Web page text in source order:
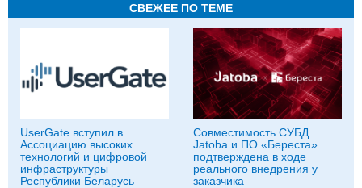
СВЕЖЕЕ ПО ТЕМЕ
UserGate вступил в
Ассоциацию высоких
технологий и цифровой
инфраструктуры
Республики Беларусь
Совместимость СУБД
Jatoba и ПО «Береста»
подтверждена в ходе
реального внедрения у
заказчика